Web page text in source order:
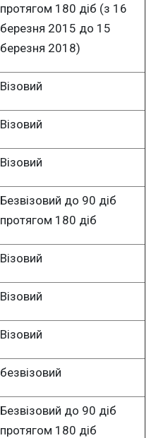
протягом 180 діб (з 16
березня 2015 до 15
березня 2018)
Візовий
Візовий
Візовий
Безвізовий до 90 діб
протягом 180 діб
Візовий
Візовий
Візовий
безвізовий
Безвізовий до 90 діб
протягом 180 діб